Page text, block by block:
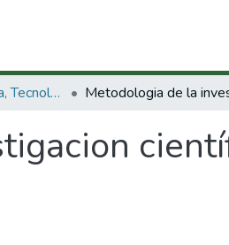
Políticas de Ciencia, Tecnología e Innovación